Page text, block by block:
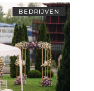
BEDRIJVEN